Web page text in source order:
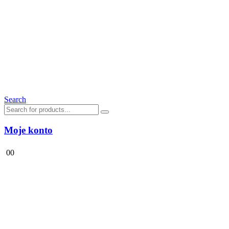
Search
Moje konto
00